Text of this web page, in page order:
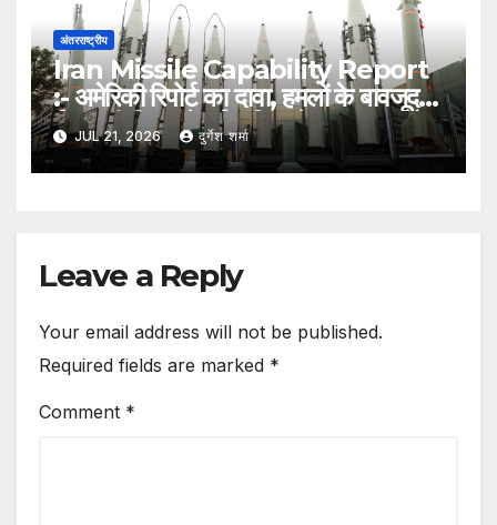
अंतरराष्ट्रीय
Iran Missile Capability Report
:- अमेरिकी रिपोर्ट का दावा, हमलों के बावजूद
ईरान की मिसाइलें हुईं अधिक तेज, घातक और
आधुनिक
JUL 21, 2026 दुर्गेश शर्मा
Leave a Reply
Your email address will not be published.
Required fields are marked *
Comment *